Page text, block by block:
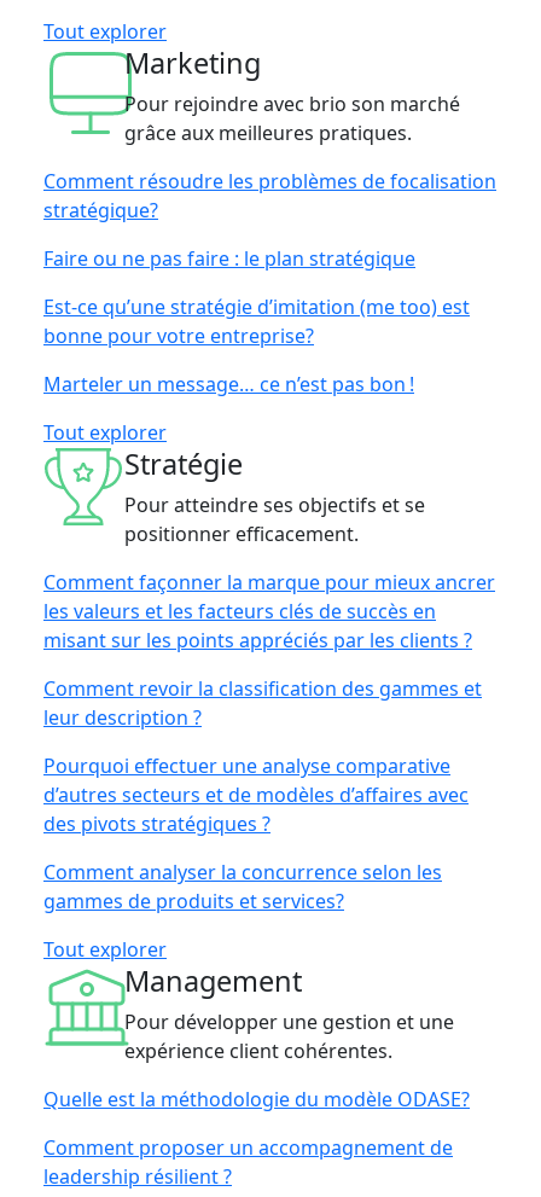
Tout explorer
Marketing
Pour rejoindre avec brio son marché
grâce aux meilleures pratiques.
Comment résoudre les problèmes de focalisation
stratégique?
Faire ou ne pas faire : le plan stratégique
Est-ce qu’une stratégie d’imitation (me too) est
bonne pour votre entreprise?
Marteler un message… ce n’est pas bon !
Tout explorer
Stratégie
Pour atteindre ses objectifs et se
positionner efficacement.
Comment façonner la marque pour mieux ancrer
les valeurs et les facteurs clés de succès en
misant sur les points appréciés par les clients ?
Comment revoir la classification des gammes et
leur description ?
Pourquoi effectuer une analyse comparative
d’autres secteurs et de modèles d’affaires avec
des pivots stratégiques ?
Comment analyser la concurrence selon les
gammes de produits et services?
Tout explorer
Management
Pour développer une gestion et une
expérience client cohérentes.
Quelle est la méthodologie du modèle ODASE?
Comment proposer un accompagnement de
leadership résilient ?